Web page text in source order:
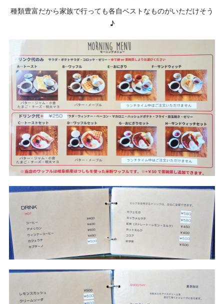
種類豊富だから家族で行っても各自ベストなものがいただけそう
♪